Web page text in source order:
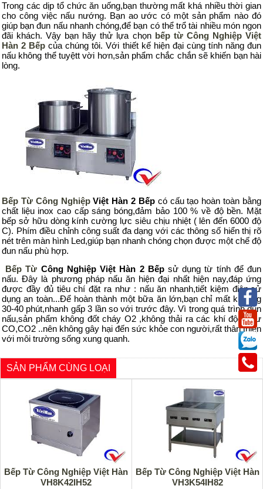
Trong các dịp tổ chức ăn uống,bạn thường mất khá nhiều thời gian
cho công việc nấu nướng. Bạn ao ước có một sản phẩm nào đó
giúp bạn đun nấu nhanh chóng,để bạn có thể trổ tài nhiều món ngon
đãi khách. Vậy bạn hãy thử lựa chọnbếp từ Công Nghiệp Việt
Hàn 2 Bếpcủa chúng tôi. Với thiết kế hiện đại cùng tính năng đun
nấu không thể tuyệtt vời hơn,sản phẩm chắc chắn sẽ khiến bạn hài
lòng.
Bếp Từ Công NghiệpViệt Hàn 2 Bếpcó cấu tạo hoàn toàn bằng
chất liệu inox cao cấp sáng bóng,đảm bảo 100 % về độ bền. Mặt
bếp sở hữu dòng kính cường lực siêu chịu nhiệt ( lên đến 6000 độ
C). Phím điều chỉnh công suất đa dạng với các thông số hiển thị rõ
nét trên màn hình Led,giúp bạn nhanh chóng chọn được một chế độ
đun nấu phù hợp.
Bếp Từ Công Nghiệp Việt Hàn 2 Bếpsử dụng từ tính để đun
nấu. Đây là phương pháp nấu ăn hiện đại nhất hiện nay,đáp ứng
được đầy đủ tiêu chí đặt ra như : nấu ăn nhanh,tiết kiệm điện,sử
dụng an toàn...Để hoàn thành một bữa ăn lớn,bạn chỉ mất khoảng
30-40 phút,nhanh gấp 3 lần so với trước đây. Vì trong quá trình đun
nấu,sản phẩm không đốt cháy O2 ,không thải ra các khí độc như
CO,CO2 ..nên không gây hại đến sức khỏe con người,rất thân thiện
với môi trường sống xung quanh.
SẢN PHẨM CÙNG LOẠI
Bếp Từ Công Nghiệp Việt Hàn
VH8K42IH52
Bếp Từ Công Nghiệp Việt Hàn
VH3K54IH82